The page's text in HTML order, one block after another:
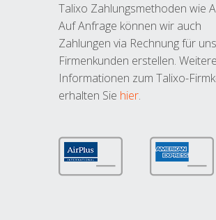
Talixo Zahlungsmethoden wie
Auf Anfrage können wir auch
Zahlungen via Rechnung für
Firmenkunden erstellen. Weitere
Informationen zum Talixo-
erhalten Sie hier.